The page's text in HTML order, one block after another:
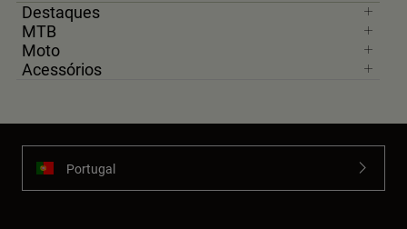
Destaques
MTB
Moto
Acessórios
Portugal